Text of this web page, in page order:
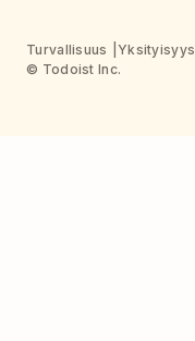
Turvallisuus Yksityisyys
© Todoist Inc.